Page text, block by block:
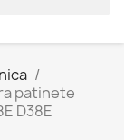
patinete
D38E